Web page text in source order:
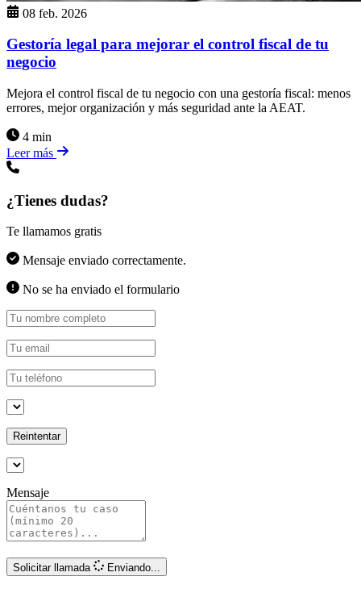
08 feb. 2026
Gestoría legal para mejorar el control fiscal de tu
negocio
Mejora el control fiscal de tu negocio con una gestoría fiscal: menos
errores, mejor organización y más seguridad ante la AEAT.
4 min
Leer más
¿Tienes dudas?
Te llamamos gratis
Mensaje enviado correctamente.
No se ha enviado el formulario
Reintentar
Mensaje
Solicitar llamada Enviando...